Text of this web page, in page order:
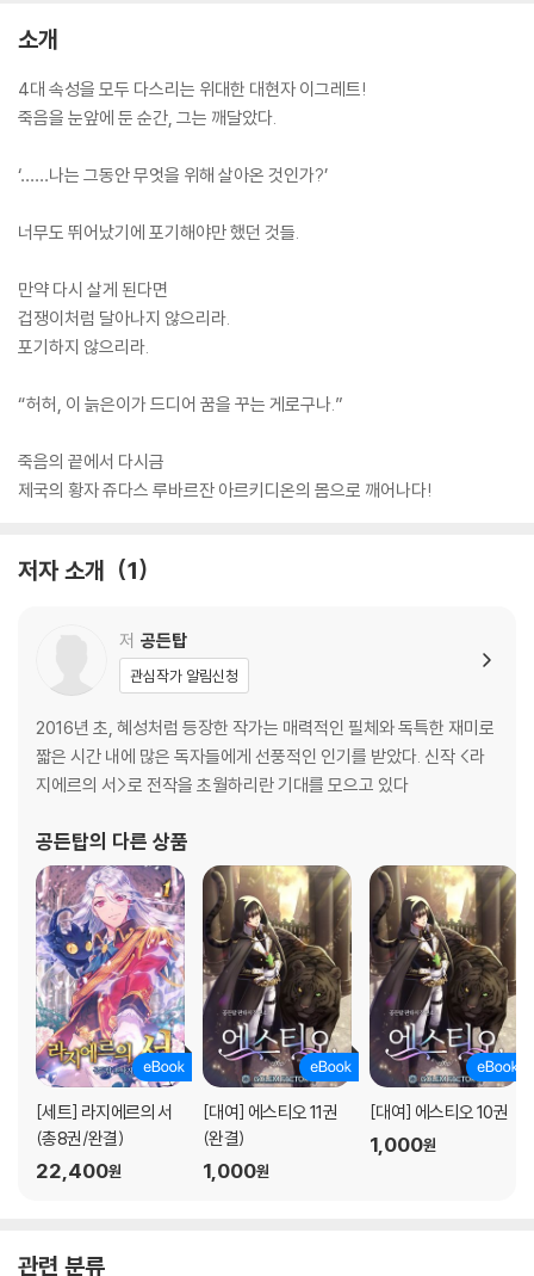
소개
4대 속성을 모두 다스리는 위대한 대현자 이그레트!
죽음을 눈앞에 둔 순간, 그는 깨달았다.
‘……나는 그동안 무엇을 위해 살아온 것인가?’
너무도 뛰어났기에 포기해야만 했던 것들.
만약 다시 살게 된다면
겁쟁이처럼 달아나지 않으리라.
포기하지 않으리라.
“허허, 이 늙은이가 드디어 꿈을 꾸는 게로구나.”
죽음의 끝에서 다시금
제국의 황자 쥬다스 루바르잔 아르키디온의 몸으로 깨어나다!
저자 소개 1
저 공든탑
관심작가 알림신청
2016년 초, 혜성처럼 등장한 작가는 매력적인 필체와 독특한 재미로
짧은 시간 내에 많은 독자들에게 선풍적인 인기를 받았다. 신작 <라
지에르의 서>로 전작을 초월하리란 기대를 모으고 있다
공든탑의 다른 상품
[세트] 라지에르의 서
(총8권/완결)
22,400원
[대여] 에스티오 11권
(완결)
1,000원
[대여] 에스티오 10권
1,000원
관련 분류